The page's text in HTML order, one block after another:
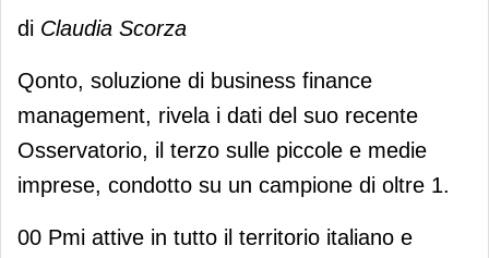
Osservatorio Qonto: spinta alla
digitalizzazione per 9 Pmi su 10 con i
fondi del Pnrr
di Claudia Scorza
Qonto, soluzione di business finance
management, rivela i dati del suo recente
Osservatorio, il terzo sulle piccole e medie
imprese, condotto su un campione di oltre 1.
00 Pmi attive in tutto il territorio italiano e